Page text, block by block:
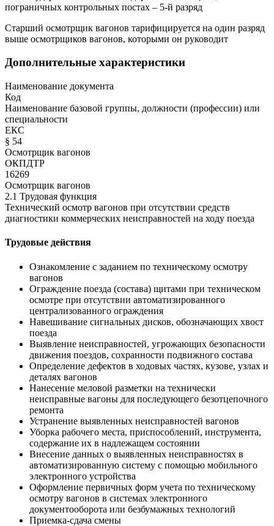
пограничных контрольных постах – 5-й разряд
Старший осмотрщик вагонов тарифицируется на один разряд
выше осмотрщиков вагонов, которыми он руководит
Дополнительные характеристики
Наименование документа
Код
Наименование базовой группы, должности (профессии) или
специальности
ЕКС
§ 54
Осмотрщик вагонов
ОКПДТР
16269
Осмотрщик вагонов
2.1 Трудовая функция
Технический осмотр вагонов при отсутствии средств
диагностики коммерческих неисправностей на ходу поезда
Трудовые действия
Ознакомление с заданием по техническому осмотру
вагонов
Ограждение поезда (состава) щитами при техническом
осмотре при отсутствии автоматизированного
централизованного ограждения
Навешивание сигнальных дисков, обозначающих хвост
поезда
Выявление неисправностей, угрожающих безопасности
движения поездов, сохранности подвижного состава
Определение дефектов в ходовых частях, кузове, узлах и
деталях вагонов
Нанесение меловой разметки на технически
неисправные вагоны для последующего безотцепочного
ремонта
Устранение выявленных неисправностей вагонов
Уборка рабочего места, приспособлений, инструмента,
содержание их в надлежащем состоянии
Внесение данных о выявленных неисправностях в
автоматизированную систему с помощью мобильного
электронного устройства
Оформление первичных форм учета по техническому
осмотру вагонов в системах электронного
документооборота или безбумажных технологий
Приемка-сдача смены